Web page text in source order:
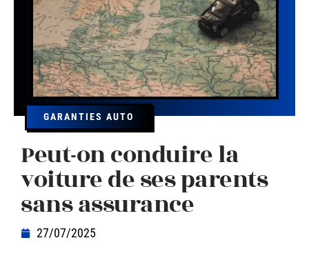
GARANTIES AUTO
Peut-on conduire la
voiture de ses parents
sans assurance
27/07/2025